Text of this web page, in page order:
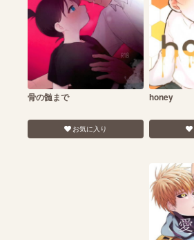
骨の髄まで
お気に入り
honey